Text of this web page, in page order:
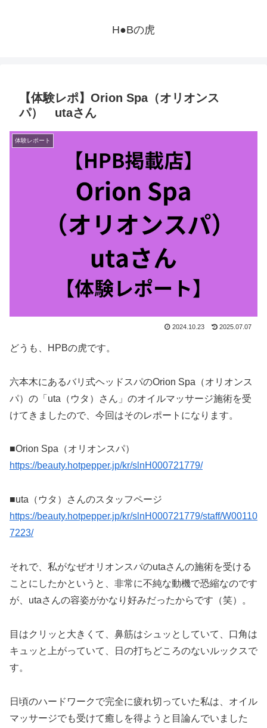
H●Bの虎
【体験レポ】Orion Spa（オリオンス
パ） utaさん
体験レポート
2024.10.23 2025.07.07
どうも、HPBの虎です。
六本木にあるバリ式ヘッドスパのOrion Spa（オリオンス
パ）の「uta（ウタ）さん」のオイルマッサージ施術を受
けてきましたので、今回はそのレポートになります。
■Orion Spa（オリオンスパ）
https://beauty.hotpepper.jp/kr/slnH000721779/
■uta（ウタ）さんのスタッフページ
https://beauty.hotpepper.jp/kr/slnH000721779/staff/W00110
7223/
それで、私がなぜオリオンスパのutaさんの施術を受ける
ことにしたかというと、非常に不純な動機で恐縮なのです
が、utaさんの容姿がかなり好みだったからです（笑）。
目はクリッと大きくて、鼻筋はシュッとしていて、口角は
キュッと上がっていて、日の打ちどころのないルックスで
す。
日頃のハードワークで完全に疲れ切っていた私は、オイル
マッサージでも受けて癒しを得ようと目論んでいました